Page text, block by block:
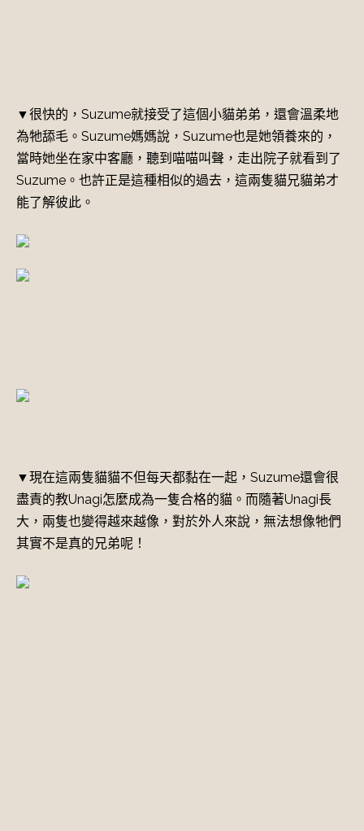
▼很快的，Suzume就接受了這個小貓弟弟，還會溫柔地
為牠舔毛。Suzume媽媽說，Suzume也是她領養來的，
當時她坐在家中客廳，聽到喵喵叫聲，走出院子就看到了
Suzume。也許正是這種相似的過去，這兩隻貓兄貓弟才
能了解彼此。
▼現在這兩隻貓貓不但每天都黏在一起，Suzume還會很
盡責的教Unagi怎麼成為一隻合格的貓。而隨著Unagi長
大，兩隻也變得越來越像，對於外人來說，無法想像牠們
其實不是真的兄弟呢！